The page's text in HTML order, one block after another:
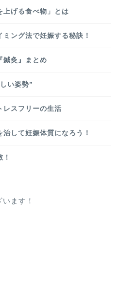
上げる食べ物」とは
ング法で妊娠する秘訣！
鍼灸』まとめ
い姿勢”
レスフリーの生活
して妊娠体質になろう！
ます！